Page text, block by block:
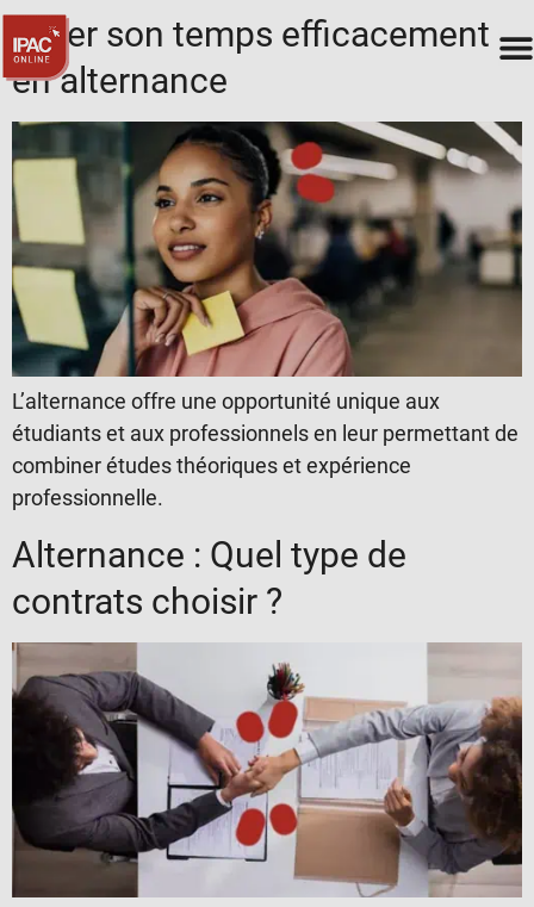
Gérer son temps efficacement
en alternance
L’alternance offre une opportunité unique aux
étudiants et aux professionnels en leur permettant de
combiner études théoriques et expérience
professionnelle.
Alternance : Quel type de
contrats choisir ?